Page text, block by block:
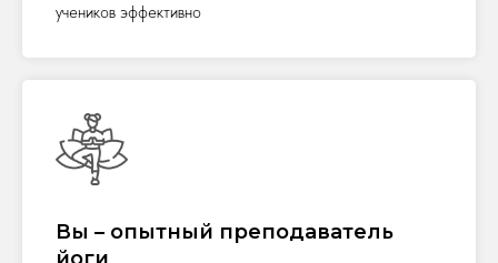
учеников эффективно
Вы – опытный преподаватель